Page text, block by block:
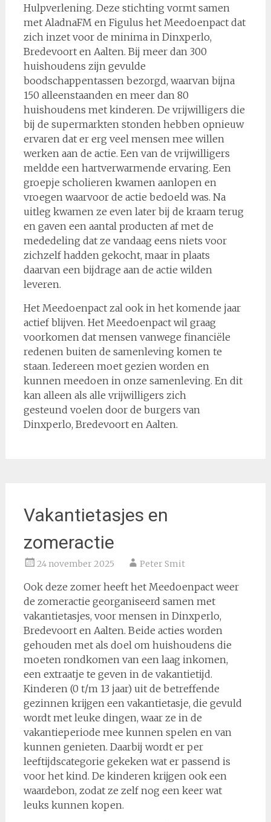
Hulpverlening. Deze stichting vormt samen
met AladnaFM en Figulus het Meedoenpact dat
zich inzet voor de minima in Dinxperlo,
Bredevoort en Aalten. Bij meer dan 300
huishoudens zijn gevulde
boodschappentassen bezorgd, waarvan bijna
150 alleenstaanden en meer dan 80
huishoudens met kinderen. De vrijwilligers die
bij de supermarkten stonden hebben opnieuw
ervaren dat er erg veel mensen mee willen
werken aan de actie. Een van de vrijwilligers
meldde een hartverwarmende ervaring. Een
groepje scholieren kwamen aanlopen en
vroegen waarvoor de actie bedoeld was. Na
uitleg kwamen ze even later bij de kraam terug
en gaven een aantal producten af met de
mededeling dat ze vandaag eens niets voor
zichzelf hadden gekocht, maar in plaats
daarvan een bijdrage aan de actie wilden
leveren.
Het Meedoenpact zal ook in het komende jaar
actief blijven. Het Meedoenpact wil graag
voorkomen dat mensen vanwege financiële
redenen buiten de samenleving komen te
staan. Iedereen moet gezien worden en
kunnen meedoen in onze samenleving. En dit
kan alleen als alle vrijwilligers zich
gesteund voelen door de burgers van
Dinxperlo, Bredevoort en Aalten.
Vakantietasjes en
zomeractie
24 november 2025 Peter Smit
Ook deze zomer heeft het Meedoenpact weer
de zomeractie georganiseerd samen met
vakantietasjes, voor mensen in Dinxperlo,
Bredevoort en Aalten. Beide acties worden
gehouden met als doel om huishoudens die
moeten rondkomen van een laag inkomen,
een extraatje te geven in de vakantietijd.
Kinderen (0 t/m 13 jaar) uit de betreffende
gezinnen krijgen een vakantietasje, die gevuld
wordt met leuke dingen, waar ze in de
vakantieperiode mee kunnen spelen en van
kunnen genieten. Daarbij wordt er per
leeftijdscategorie gekeken wat er passend is
voor het kind. De kinderen krijgen ook een
waardebon, zodat ze zelf nog een keer wat
leuks kunnen kopen.